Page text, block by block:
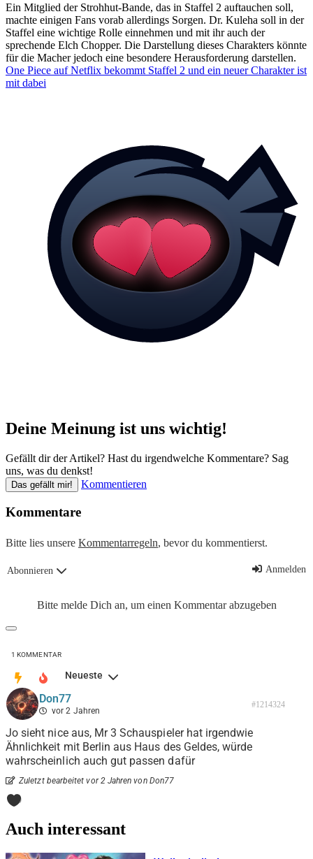
Ein Mitglied der Strohhut-Bande, das in Staffel 2 auftauchen soll,
machte einigen Fans vorab allerdings Sorgen. Dr. Kuleha soll in der
Staffel eine wichtige Rolle einnehmen und mit ihr auch der
sprechende Elch Chopper. Die Darstellung dieses Charakters könnte
für die Macher jedoch eine besondere Herausforderung darstellen.
One Piece auf Netflix bekommt Staffel 2 und ein neuer Charakter ist
mit dabei
Deine Meinung ist uns wichtig!
Gefällt dir der Artikel? Hast du irgendwelche Kommentare? Sag
uns, was du denkst!
Das gefällt mir! Kommentieren
Kommentare
Bitte lies unsere Kommentarregeln, bevor du kommentierst.
Abonnieren Anmelden
Bitte melde Dich an, um einen Kommentar abzugeben
1 KOMMENTAR
Neueste
Don77
vor 2 Jahren
#1214324
Jo sieht nice aus, Mr 3 Schauspieler hat irgendwie
Ähnlichkeit mit Berlin aus Haus des Geldes, würde
wahrscheinlich auch gut passen dafür
Zuletzt bearbeitet vor 2 Jahren von Don77
0
Auch interessant